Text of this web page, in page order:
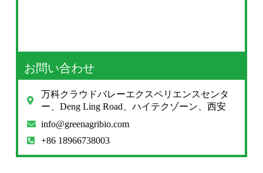
お問い合わせ
万科クラウドバレーエクスペリエンスセンタ
ー、Deng Ling Road、ハイテクゾーン、西安
info@greenagribio.com
+86 18966738003